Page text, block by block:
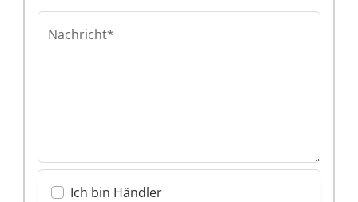
Nachricht*
Ich bin Händler